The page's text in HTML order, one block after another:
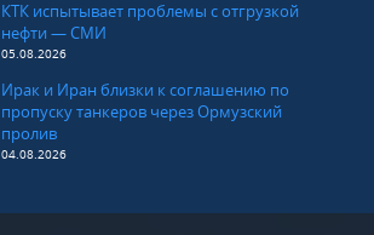
КТК испытывает проблемы с отгрузкой
нефти — СМИ
05.08.2026
Ирак и Иран близки к соглашению по
пропуску танкеров через Ормузский
пролив
04.08.2026